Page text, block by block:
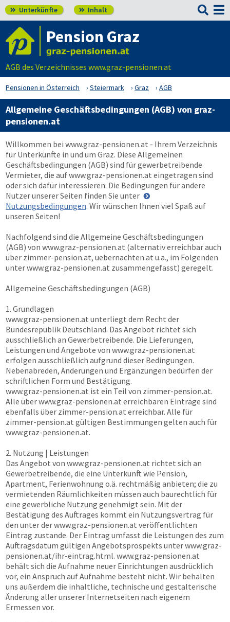
 Unterkünfte  Inhalt 
Pension Graz
AGB des Verzeichnisses www.graz-pensionen.at
Pensionen in Österreich Steiermark Graz AGB
Allgemeine Geschäftsbedingungen (AGB) von graz-
pensionen.at
Willkommen bei www.graz-pensionen.at - Ihrem Verzeichnis
für Unterkünfte in und um Graz. Diese Allgemeinen
Geschäftsbedingungen (AGB) sind für gewerbetreibende
Vermieter, die aufwww.graz-pensionen.at eingetragen sind
oder sich dafür interessieren. Die Bedingungen für andere
Nutzer unserer Seiten finden Sie unter
Nutzungsbedingungen. Wir wünschen Ihnen viel Spaß auf
unseren Seiten!
Nachfolgend sind die Allgemeine Geschäftsbedingungen
(AGB) von www.graz-pensionen.at (alternativ erreichbar auch
über zimmer-pension.at, uebernachten.at u.a., im Folgenden
unterwww.graz-pensionen.at zusammengefasst) geregelt.
Allgemeine Geschäftsbedingungen (AGB)
1. Grundlagen
www.graz-pensionen.at unterliegt dem Recht der
Bundesrepublik Deutschland. Das Angebot richtet sich
ausschließlich an Gewerbetreibende. Die Lieferungen,
Leistungen und Angebote von www.graz-pensionen.at
erfolgen ausschließlich aufgrund dieser Bedingungen.
Nebenabreden, Änderungen und Ergänzungen bedürfen der
schriftlichen Form und Bestätigung.
www.graz-pensionen.at ist ein Teil von zimmer-pension.at.
Alle überwww.graz-pensionen.at erreichbaren Einträge sind
ebenfalls über zimmer-pension.at erreichbar. Alle für
zimmer-pension.at gültigen Bestimmungen gelten auch für
www.graz-pensionen.at.
2. Nutzung | Leistungen
Das Angebot von www.graz-pensionen.at richtet sich an
Gewerbetreibende, die eine Unterkunft wie Pension,
Apartment, Ferienwohnung o.ä. rechtmäßig anbieten; die zu
vermietenden Räumlichkeiten müssen auch baurechtlich für
eine gewerbliche Nutzung genehmigt sein. Mit der
Bestätigung des Auftrages kommt ein Nutzungsvertrag für
den unter derwww.graz-pensionen.at veröffentlichten
Eintrag zustande. Der Eintrag umfasst die Leistungen des zum
Auftragsdatum gültigen Angebotsprospekts unterwww.graz-
pensionen.at/ihr-eintrag.html. www.graz-pensionen.at
behält sich die Aufnahme neuer Einrichtungen ausdrücklich
vor, ein Anspruch auf Aufnahme besteht nicht. Wir behalten
uns außerdem die inhaltliche, technische und gestalterische
Änderung aller unserer Internetseiten nach eigenem
Ermessen vor.